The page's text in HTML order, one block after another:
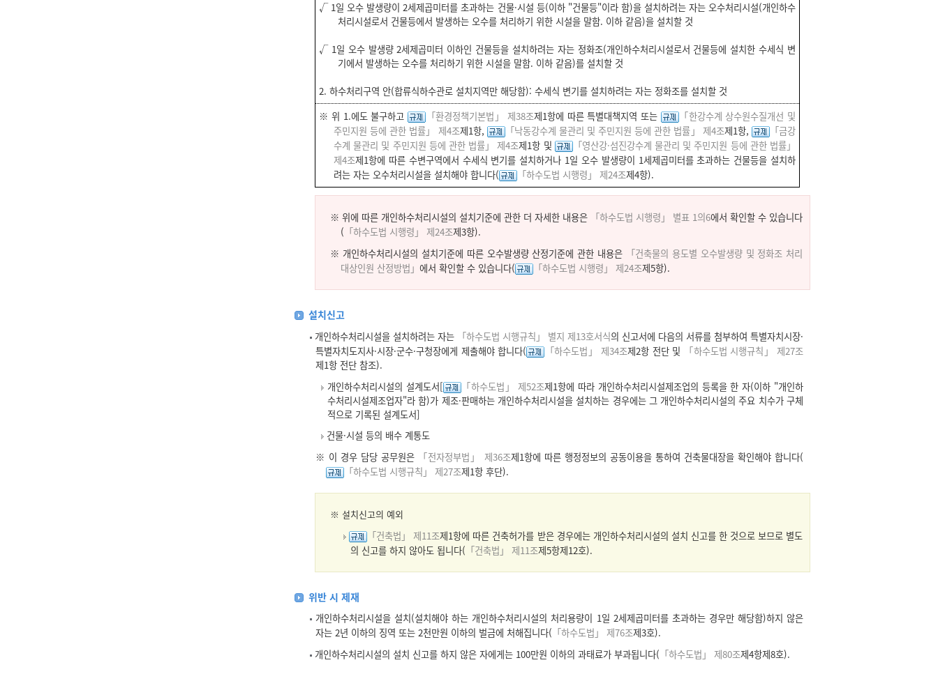
√ 1일 오수 발생량이 2세제곱미터를 초과하는 건물·시설 등(이하 "건물등"이라 함)을 설치하려는 자는 오수처리시설(개인하수
처리시설로서 건물등에서 발생하는 오수를 처리하기 위한 시설을 말함. 이하 같음)을 설치할 것
√ 1일 오수 발생량 2세제곱미터 이하인 건물등을 설치하려는 자는 정화조(개인하수처리시설로서 건물등에 설치한 수세식 변
기에서 발생하는 오수를 처리하기 위한 시설을 말함. 이하 같음)를 설치할 것
2. 하수처리구역 안(합류식하수관로 설치지역만 해당함): 수세식 변기를 설치하려는 자는 정화조를 설치할 것
※ 위 1.에도 불구하고
「환경정책기본법」 제38조제1항에 따른 특별대책지역 또는
「한강수계 상수원수질개선 및
주민지원 등에 관한 법률」 제4조제1항, 「낙동강수계 물관리 및 주민지원 등에 관한 법률」 제4조제1항,
「금강
수계 물관리 및 주민지원 등에 관한 법률」 제4조제1항 및
「영산강·섬진강수계 물관리 및 주민지원 등에 관한 법률」
제4조제1항에 따른 수변구역에서 수세식 변기를 설치하거나 1일 오수 발생량이 1세제곱미터를 초과하는 건물등을 설치하
려는 자는 오수처리시설을 설치해야 합니다(
「하수도법 시행령」 제24조제4항).
※ 위에 따른 개인하수처리시설의 설치기준에 관한 더 자세한 내용은 「하수도법 시행령」 별표 1의6에서 확인할 수 있습니다
( 「하수도법 시행령」 제24조제3항).
※ 개인하수처리시설의 설치기준에 따른 오수발생량 산정기준에 관한 내용은
「건축물의 용도별 오수발생량 및 정화조 처리
대상인원 산정방법」 에서 확인할 수 있습니다( 「하수도법 시행령」 제24조제5항).
설치신고
개인하수처리시설을 설치하려는 자는 「하수도법 시행규칙」 별지 제13호서식의 신고서에 다음의 서류를 첨부하여 특별자치시장·
특별자치도지사·시장·군수·구청장에게 제출해야 합니다(
「하수도법」 제34조제2항 전단 및
「하수도법 시행규칙」 제27조
제1항 전단 참조).
개인하수처리시설의 설계도서[
「하수도법」 제52조제1항에 따라 개인하수처리시설제조업의 등록을 한 자(이하 "개인하
수처리시설제조업자"라 함)가 제조·판매하는 개인하수처리시설을 설치하는 경우에는 그 개인하수처리시설의 주요 치수가 구체
적으로 기록된 설계도서]
건물·시설 등의 배수 계통도
※ 이 경우 담당 공무원은
「전자정부법」 제36조제1항에 따른 행정정보의 공동이용을 통하여 건축물대장을 확인해야 합니다(
「하수도법 시행규칙」 제27조제1항 후단).
※ 설치신고의 예외
「건축법」 제11조제1항에 따른 건축허가를 받은 경우에는 개인하수처리시설의 설치 신고를 한 것으로 보므로 별도
의 신고를 하지 않아도 됩니다( 「건축법」 제11조제5항제12호).
위반 시 제재
개인하수처리시설을 설치(설치해야 하는 개인하수처리시설의 처리용량이 1일 2세제곱미터를 초과하는 경우만 해당함)하지 않은
자는 2년 이하의 징역 또는 2천만원 이하의 벌금에 처해집니다( 「하수도법」 제76조제3호).
개인하수처리시설의 설치 신고를 하지 않은 자에게는 100만원 이하의 과태료가 부과됩니다( 「하수도법」 제80조제4항제8호).